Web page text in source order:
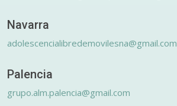
Navarra
adolescencialibredemovilesna@gmail.com
Palencia
grupo.alm.palencia@gmail.com